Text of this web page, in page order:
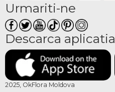
Urmariti-ne
Descarca aplicatia
2025, OkFlora Moldova